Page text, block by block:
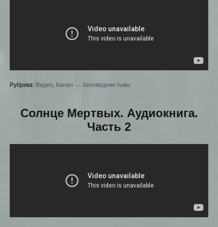
Рубрика: Видео Канал — Заповедник тьмы
Солнце Мертвых. Аудиокнига.
Часть 2